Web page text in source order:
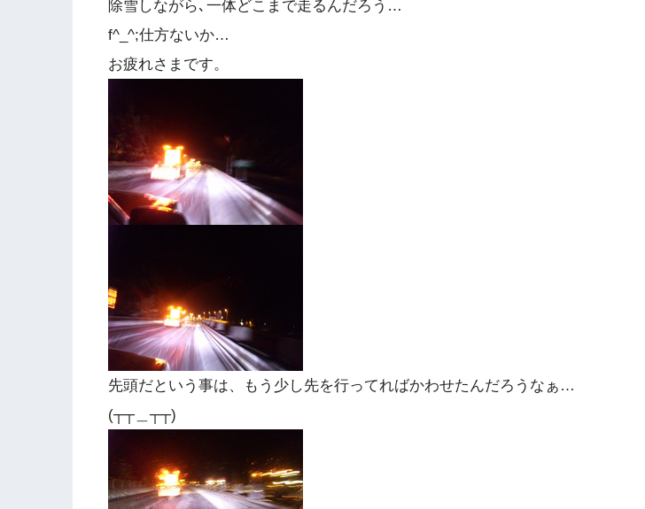
除雪しながら､一体どこまで走るんだろう…
f^_^;仕方ないか…
お疲れさまです。
先頭だという事は、もう少し先を行ってればかわせたんだろうなぁ…
(┬┬＿┬┬)